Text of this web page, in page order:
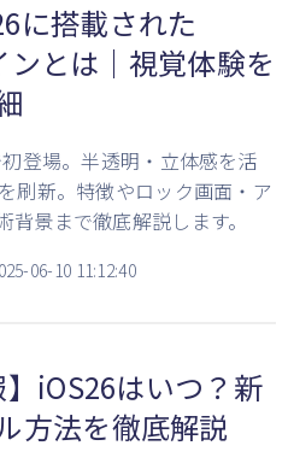
に搭載された
とは｜視覚体験を
登場。半透明・立体感を活
刷新。特徴やロック画面・ア
景まで徹底解説します。
06-10 11:12:40
】iOS26はいつ？新
方法を徹底解説